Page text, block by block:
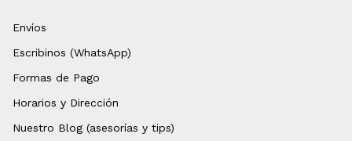
Envíos
Escribinos (WhatsApp)
Formas de Pago
Horarios y Dirección
Nuestro Blog (asesorías y tips)